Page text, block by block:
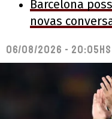
Barcelona
novas
06/08/2026 - 20:05hs